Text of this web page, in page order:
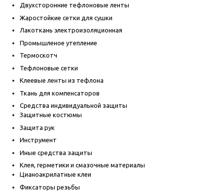
Двухсторонние тефлоновые ленты
Жаростойкие сетки для сушки
Лакоткань электроизоляционная
Промышленое утепление
Термоскотч
Тефлоновые сетки
Клеевые ленты из тефлона
Ткань для компенсаторов
Средства индивидуальной защиты
Защитные костюмы
Защита рук
Инструмент
Иные средства защиты
Клея, герметики и смазочные материалы
Цианоакрилатные клеи
Фиксаторы резьбы